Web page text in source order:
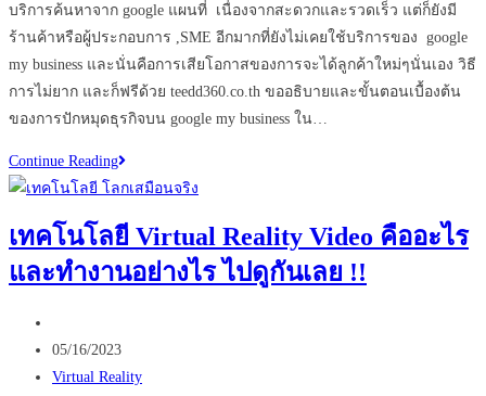
บริการค้นหาจาก google แผนที่ เนื่องจากสะดวกและรวดเร็ว แต่ก็ยังมี
ร้านค้าหรือผู้ประกอบการ ,SME อีกมากที่ยังไม่เคยใช้บริการของ google
my business และนั่นคือการเสียโอกาสของการจะได้ลูกค้าใหม่ๆนั่นเอง วิธี
การไม่ยาก และก็ฟรีด้วย teedd360.co.th ขออธิบายและขั้นตอนเบื้องต้น
ของการปักหมุดธุรกิจบน google my business ใน…
Continue Reading8
ขั้น
การ
ปัก
google
Maps
เทคโนโลยี Virtual Reality Video คืออะไร
และทำงานอย่างไร ไปดูกันเลย !!
author:
Post
published:
05/16/2023
Post
Virtual Reality